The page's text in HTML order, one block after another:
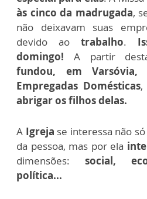
às cinco da madrugada,
não deixavam suas
devido ao trabalho.
domingo! A partir
fundou, em Varsóvia,
Empregadas Domésticas,
abrigar os filhos delas.
A Igreja se interessa não
da pessoa, mas por ela
dimensões: social,
política...